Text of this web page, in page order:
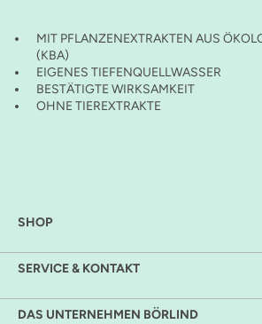
MIT PFLANZENEXTRAKTEN AUS
(KBA)
EIGENES TIEFENQUELLWASSER
BESTÄTIGTE WIRKSAMKEIT
OHNE TIEREXTRAKTE
SHOP
SERVICE & KONTAKT
DAS UNTERNEHMEN BÖRLIND